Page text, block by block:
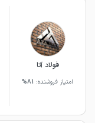
فولاد آتا
امتیاز فروشنده: 81%